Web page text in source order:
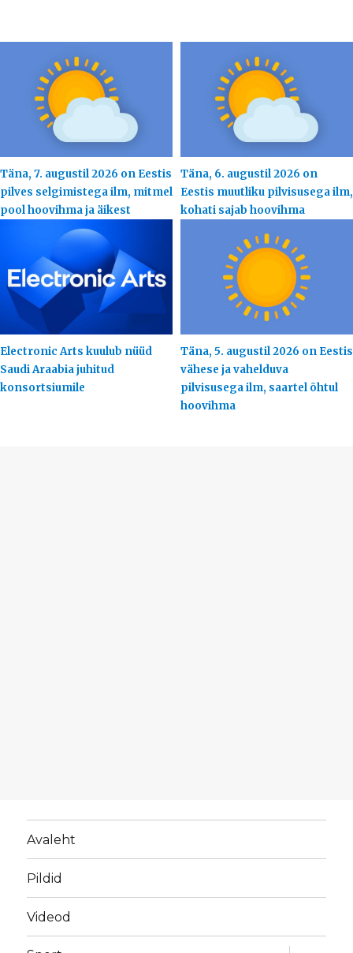
Täna, 7. augustil 2026 on Eestis
pilves selgimistega ilm, mitmel
pool hoovihma ja äikest
Täna, 6. augustil 2026 on
Eestis muutliku pilvisusega ilm,
kohati sajab hoovihma
Electronic Arts kuulub nüüd
Saudi Araabia juhitud
konsortsiumile
Täna, 5. augustil 2026 on Eestis
vähese ja vahelduva
pilvisusega ilm, saartel õhtul
hoovihma
Avaleht
Pildid
Videod